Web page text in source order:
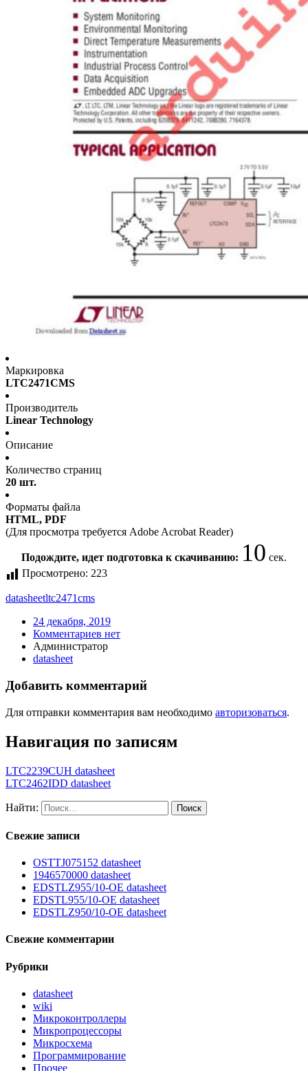
Маркировка
LTC2471CMS
Производитель
Linear Technology
Описание
Количество страниц
20 шт.
Форматы файла
HTML, PDF
(Для просмотра требуется Adobe Acrobat Reader)
Подождите, идет подготовка к скачиванию: 10 сек.
Просмотрено: 223
datasheetltc2471cms
24 декабря, 2019
Комментариев нет
Администратор
datasheet
Добавить комментарий
Для отправки комментария вам необходимо авторизоваться.
Навигация по записям
LTC2239CUH datasheet
LTC2462IDD datasheet
Найти:
Свежие записи
OSTTJ075152 datasheet
1946570000 datasheet
EDSTLZ955/10-OE datasheet
EDSTL955/10-OE datasheet
EDSTLZ950/10-OE datasheet
Свежие комментарии
Рубрики
datasheet
wiki
Микроконтроллеры
Микропроцессоры
Микросхема
Программирование
Прочее